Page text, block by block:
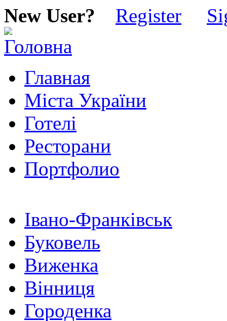
New User? Register
Главная
Міста України
Готелі
Ресторани
Портфолио
Івано-Франківськ
Буковель
Виженка
Вінниця
Городенка